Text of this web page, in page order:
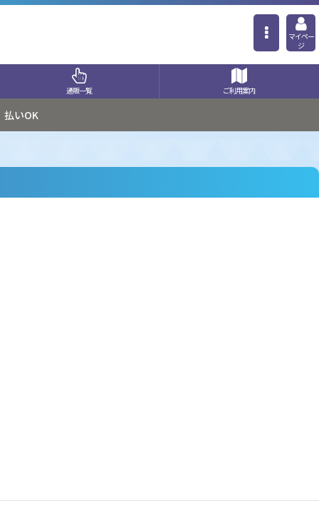
マイペー
ジ
通販一覧 ご利用案内
払いOK